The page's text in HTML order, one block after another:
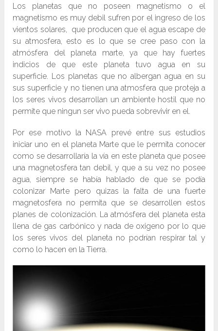
Los planetas que no poseen magnetismo o el
magnetismo es muy debil sufren por el ingreso de los
vientos solares, que producen que el agua escape de
su atmosfera, esto es lo que se cree paso con la
atmósfera del planeta marte, ya que hay fuertes
indicios de que este planeta tuvo agua en su
superficie. Los planetas que no albergan agua en su
sus superficie y no tienen una atmosfera que proteja a
los seres vivos desarrollan un ambiente hostil que no
permite que ningun ser vivo pueda sobrevivir en el.
Por ese motivo la NASA prevé entre sus estudios
iniciar uno en el planeta Marte que le permita conocer
como se desarrollaría la vía en este planeta que posee
una magnetosfera tan debil, y que a su vez no posee
agua, siempre se había hablado de que se podía
colonizar Marte pero quizas la falta de una fuerte
magnetosfera no permita que se desarrollen estos
planes de colonización. La atmósfera del planeta esta
llena de gas carbónico y nada de oxigeno por lo que
los seres vivos del planeta no podrían respirar tal y
como lo hacen en la Tierra.